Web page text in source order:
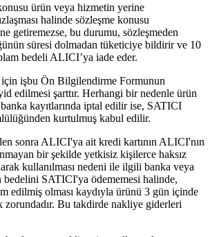
ürün veya hizmetin yerine
halinde sözleşme konusu
getiremezse, bu durumu, sözleşmeden
süresi dolmadan tüketiciye bildirir ve 10
bedeli ALICI’ya iade eder.
için işbu Ön Bilgilendirme Formunun
edilmesi şarttır. Herhangi bir nedenle ürün
kayıtlarında iptal edilir ise, SATICI
kurtulmuş kabul edilir.
sonra ALICI'ya ait kredi kartının ALICI'nın
bir şekilde yetkisiz kişilerce haksız
kullanılması nedeni ile ilgili banka veya
SATICI'ya ödememesi halinde,
edilmiş olması kaydıyla ürünü 3 gün içinde
zorundadır. Bu takdirde nakliye giderleri